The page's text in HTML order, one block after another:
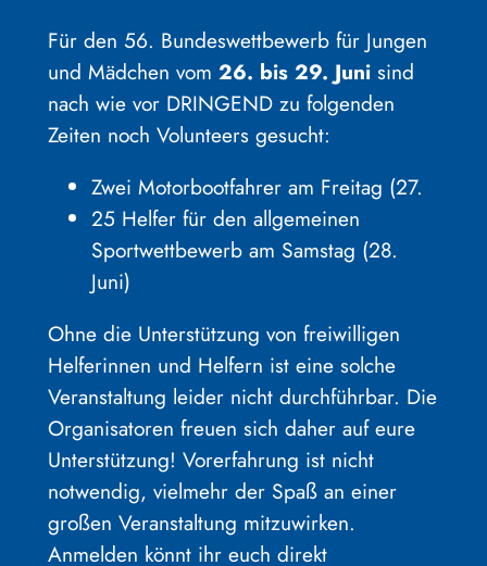
Für den 56. Bundeswettbewerb für Jungen
und Mädchen vom 26. bis 29. Junisind
nach wie vor DRINGEND zu folgenden
Zeiten noch Volunteers gesucht:
Zwei Motorbootfahrer am Freitag (27.
25 Helfer für den allgemeinen
Sportwettbewerb am Samstag (28.
Juni)
Ohne die Unterstützung von freiwilligen
Helferinnen und Helfern ist eine solche
Veranstaltung leider nicht durchführbar. Die
Organisatoren freuen sich daher auf eure
Unterstützung! Vorerfahrung ist nicht
notwendig, vielmehr der Spaß an einer
großen Veranstaltung mitzuwirken.
Anmelden könnt ihr euch direkt